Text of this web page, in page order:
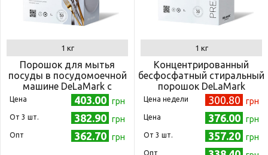
1 кг
Порошок для мытья
посуды в посудомоечной
машине DeLaMark с
ароматом лимона 1 кг
Цена 403.00 грн
Oт 3 шт. 382.90 грн
Опт 362.70 грн
1 кг
Концентрированный
бесфосфатный стиральный
порошок DeLaMark
Premium Line Baby с
эффектом кондиционера 1
Цена недели 300.80 грн
Цена 376.00 грн
Oт 3 шт. 357.20 грн
Опт